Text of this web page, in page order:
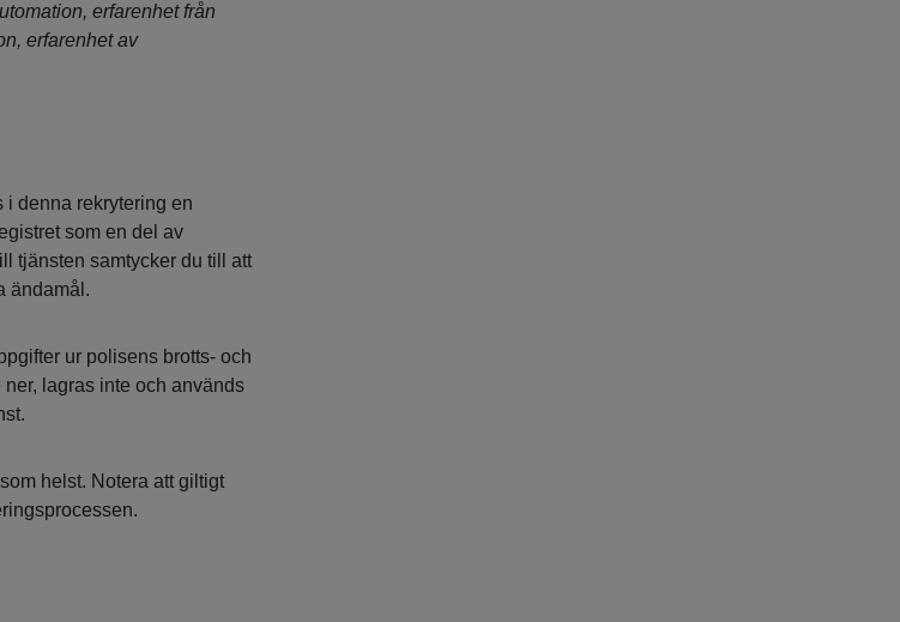
erfarenhet från
erfarenhet av
i denna rekrytering en
som en del av
tjänsten samtycker du till att
ändamål.
ur polisens brotts- och
lagras inte och används
helst. Notera att giltigt